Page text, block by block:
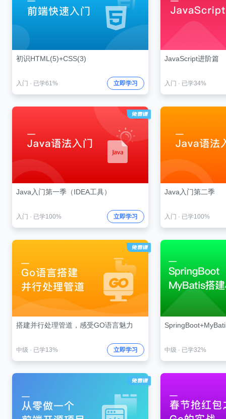
初识HTML(5)+CSS(3)
入门 · 已学61% 立即学习
JavaScript进阶篇
入门 · 已学34%
Java入门第一季（IDEA工具）
入门 · 已学100% 立即学习
Java入门第二季
入门 · 已学100%
搭建并行处理管道，感受GO语言魅力
中级 · 已学13% 立即学习 中级 · 已学32%